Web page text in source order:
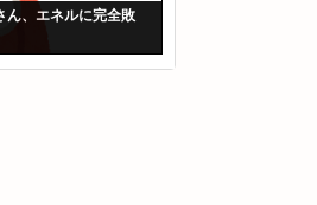
ん、エネルに完全敗